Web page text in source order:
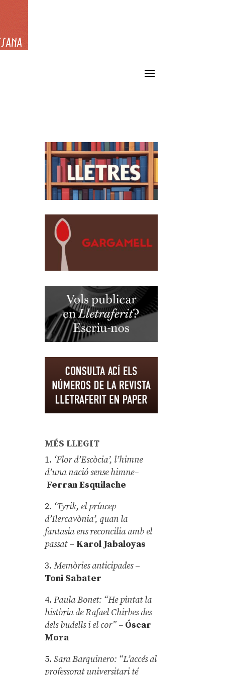
MÉS LLEGIT
1. ‘Flor d’Escòcia’, l’himne
d’una nació sense himne–
Ferran Esquilache
2. ‘Tyrik, el príncep
d’Ilercavònia’, quan la
fantasia ens reconcilia amb el
passat– Karol Jabaloyas
3.Memòries anticipades–
Toni Sabater
4.Paula Bonet: “He pintat la
història de Rafael Chirbes des
dels budells i el cor” – Óscar
Mora
5.Sara Barquinero: “L’accés al
professorat universitari té